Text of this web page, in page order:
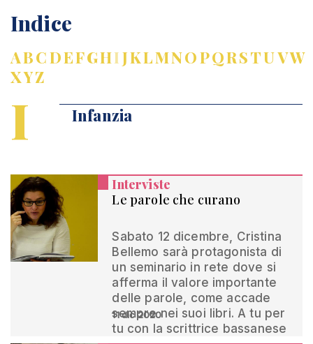
Indice
ABCDEFGHIJKLMNOPQRSTUVW
XYZ
I Infanzia
Interviste
Le parole che curano
Sabato 12 dicembre, Cristina
Bellemo sarà protagonista di
un seminario in rete dove si
afferma il valore importante
delle parole, come accade
sempre nei suoi libri. A tu per
tu con la scrittrice bassanese
11 dic 2020